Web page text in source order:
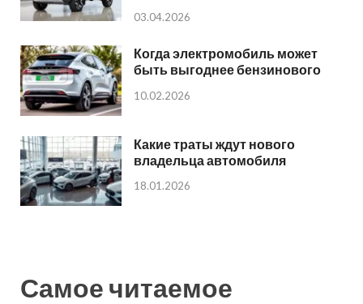
03.04.2026
Когда электромобиль может
быть выгоднее бензинового
10.02.2026
Какие траты ждут нового
владельца автомобиля
18.01.2026
Самое читаемое